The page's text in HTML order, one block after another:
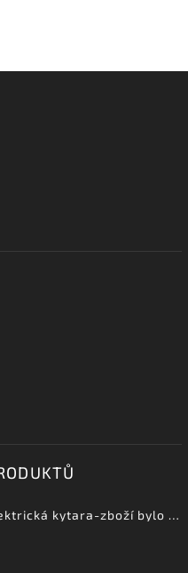
Aria PE DLX VCS - elektrická kytara-zboží bylo vystaveno na prodejně